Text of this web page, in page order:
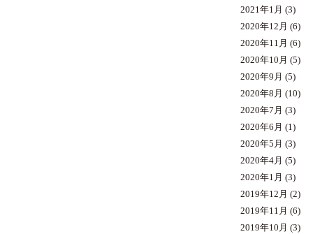
2021年1月 (3)
2020年12月 (6)
2020年11月 (6)
2020年10月 (5)
2020年9月 (5)
2020年8月 (10)
2020年7月 (3)
2020年6月 (1)
2020年5月 (3)
2020年4月 (5)
2020年1月 (3)
2019年12月 (2)
2019年11月 (6)
2019年10月 (3)